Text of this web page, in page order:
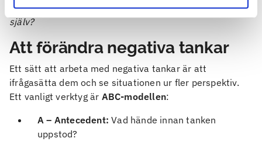
samma sak? Om inte, varför skuldbelägger jag mig
själv?
Att förändra negativa tankar
Ett sätt att arbeta med negativa tankar är att
ifrågasätta dem och se situationen ur fler perspektiv.
Ett vanligt verktyg är ABC-modellen:
A – Antecedent: Vad hände innan tanken
uppstod?